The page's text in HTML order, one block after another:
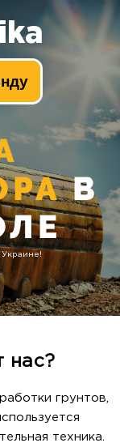
В
нас?
грунтов,
техника.